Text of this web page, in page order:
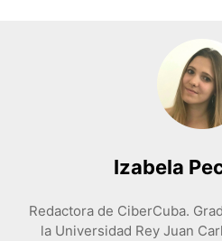
Izabela
Redactora de CiberCuba.
la Universidad Rey Juan